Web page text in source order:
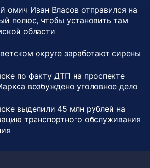
омич Иван Власов отправился на
полюс, чтобы установить там
области
округе заработают сирены
по факту ДТП на проспекте
возбуждено уголовное дело
выделили 45 млн рублей на
транспортного обслуживания